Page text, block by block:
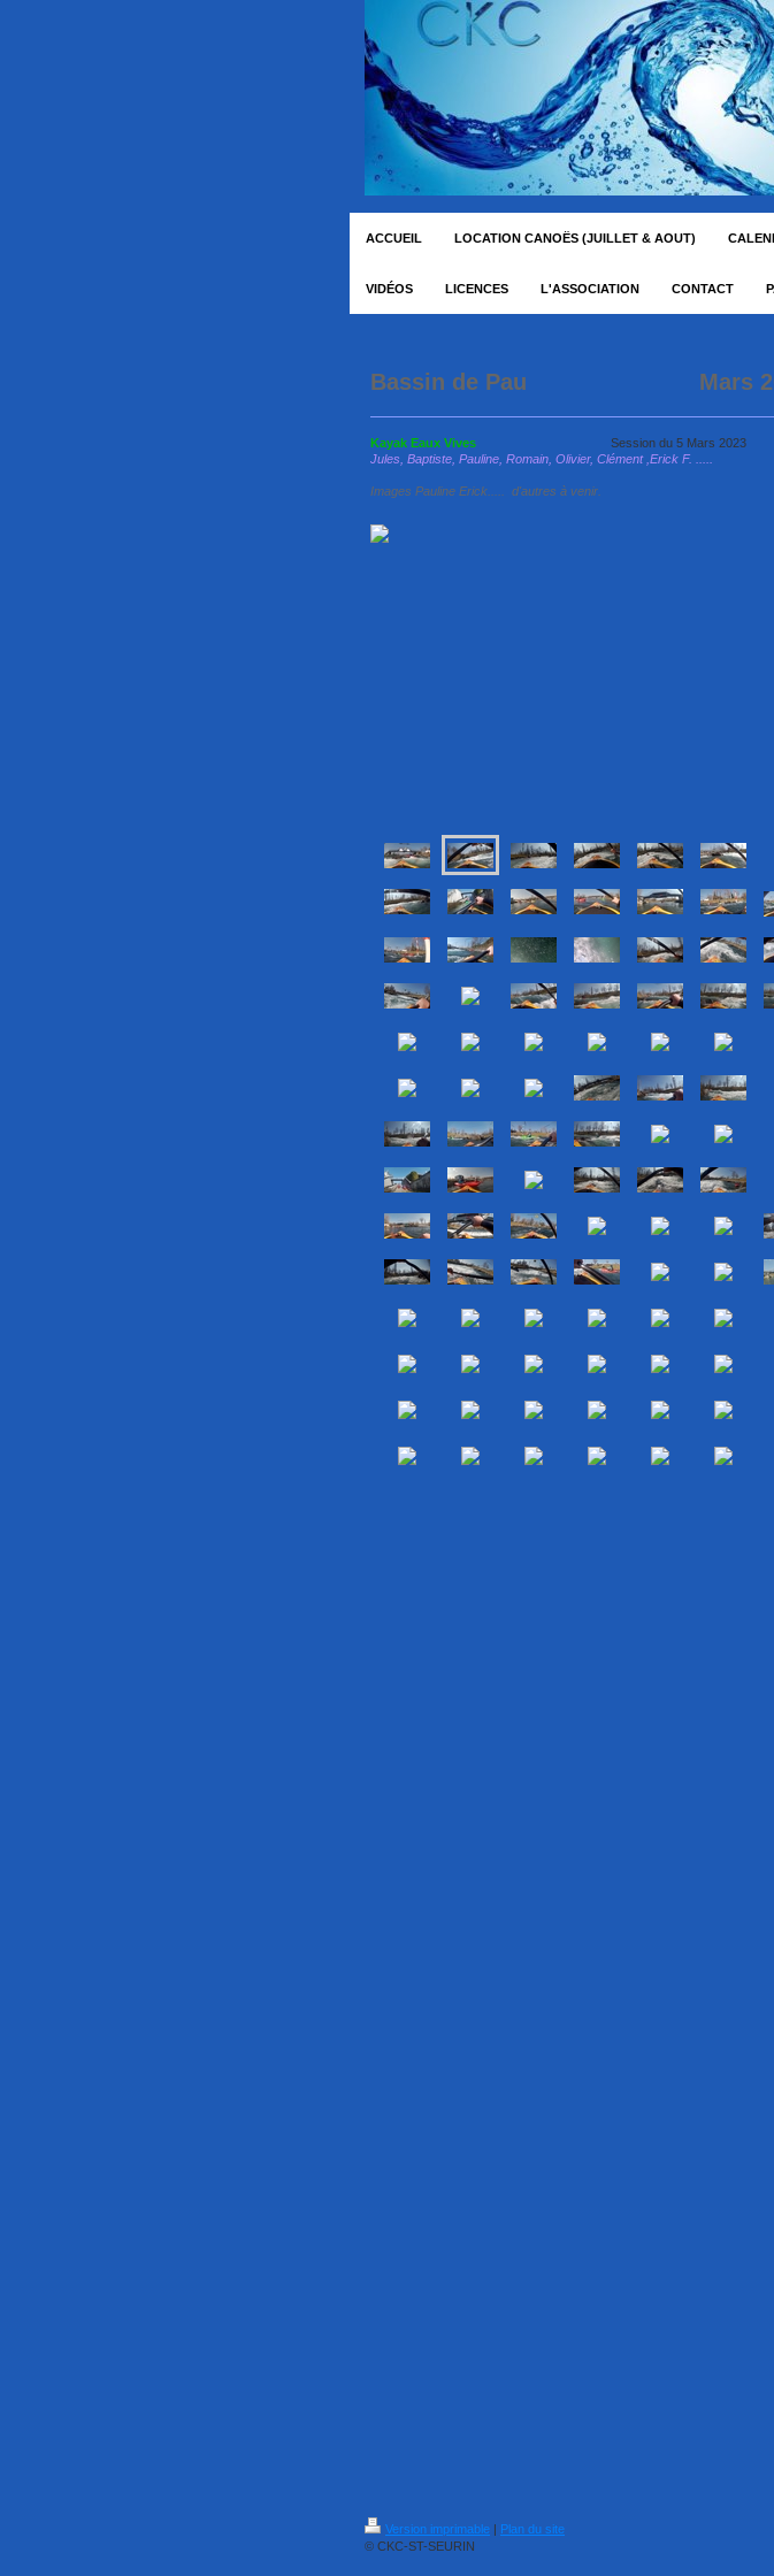
ACCUEIL LOCATION CANOËS (JUILLET & AOUT)
VIDÉOS LICENCES L'ASSOCIATION CONTACT
Bassin de Pau Mars
Kayak Eaux Vives
Session du 5 Mars 2023
Jules, Baptiste, Pauline, Romain, Olivier, Clément ,Erick F. .....
Images Pauline Erick..... d'autres à venir.
Version imprimable | Plan du site
© CKC-ST-SEURIN